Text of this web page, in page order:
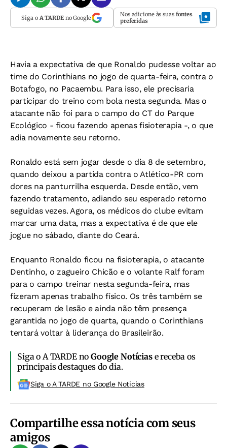
Siga o A TARDEno Google Nos adicione às suas fontes
preferidas
Havia a expectativa de que Ronaldo pudesse voltar ao
time do Corinthians no jogo de quarta-feira, contra o
Botafogo, no Pacaembu. Para isso, ele precisaria
participar do treino com bola nesta segunda. Mas o
atacante não foi para o campo do CT do Parque
Ecológico - ficou fazendo apenas fisioterapia -, o que
adia novamente seu retorno.
Ronaldo está sem jogar desde o dia 8 de setembro,
quando deixou a partida contra o Atlético-PR com
dores na panturrilha esquerda. Desde então, vem
fazendo tratamento, adiando seu esperado retorno
seguidas vezes. Agora, os médicos do clube evitam
marcar uma data, mas a expectativa é de que ele
jogue no sábado, diante do Ceará.
Enquanto Ronaldo ficou na fisioterapia, o atacante
Dentinho, o zagueiro Chicão e o volante Ralf foram
para o campo treinar nesta segunda-feira, mas
fizeram apenas trabalho físico. Os três também se
recuperam de lesão e ainda não têm presença
garantida no jogo de quarta, quando o Corinthians
tentará voltar à liderança do Brasileirão.
Siga o A TARDE noGoogle Notíciase receba os
principais destaques do dia.
Siga o A TARDE no Google Noticias
Compartilhe essa notícia com seus
amigos